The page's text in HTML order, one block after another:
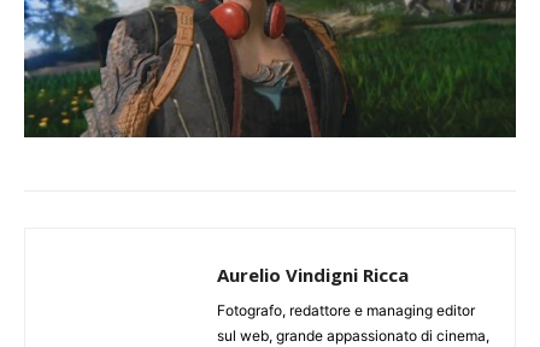
Aurelio Vindigni Ricca
Fotografo, redattore e managing editor
sul web, grande appassionato di cinema,